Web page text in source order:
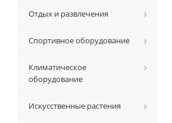
Отдых и развлечения
Спортивное оборудование
Климатическое
оборудование
Искусственные растения